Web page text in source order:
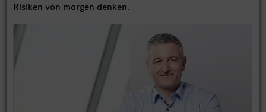
Risiken von morgen denken.